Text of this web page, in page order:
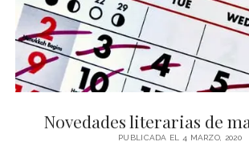
Novedades literarias de
PUBLICADA EL 4 MARZO, 2020